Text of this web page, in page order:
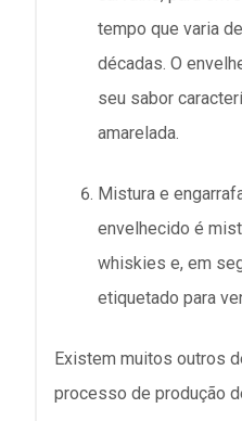
tempo que varia
décadas. O
seu sabor
amarelada.
Mistura e
envelhecido é
whiskies e, em
etiquetado para
Existem muitos outros
processo de produção